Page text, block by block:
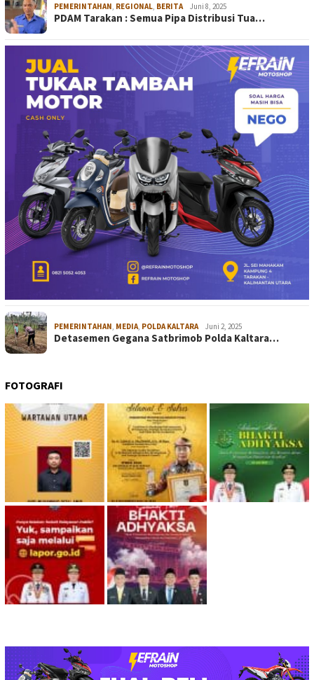
PEMERINTAHAN REGIONAL BERITA Juni 8, 2025
PDAM Tarakan : Semua Pipa Distribusi Tua…
PEMERINTAHAN, MEDIA, POLDA KALTARA Juni 2, 2025
Detasemen Gegana Satbrimob Polda Kaltara…
FOTOGRAFI